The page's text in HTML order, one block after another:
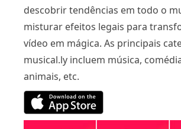
descobrir tendências em todo o
misturar efeitos legais para
vídeo em mágica. As principais
musical.ly incluem música,
animais, etc.